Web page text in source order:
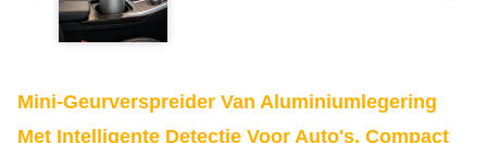
Mini-Geurverspreider Van Aluminiumlegering
Met Intelligente Detectie Voor Auto's, Compact